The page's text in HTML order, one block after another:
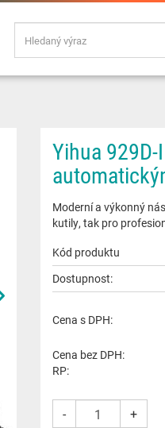
Yihua
Moderní a výkonný
kutily, tak pro
Kód produktu
Dostupnost:
Cena s DPH:
Cena bez DPH:
RP:
- +